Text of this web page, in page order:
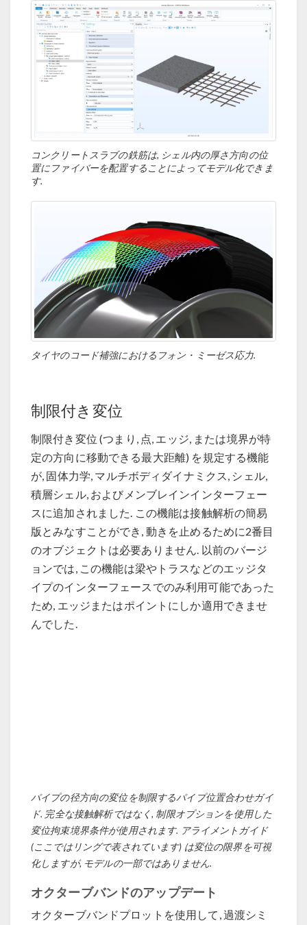
コンクリートスラブの鉄筋は, シェル内の厚さ方向の位
置にファイバーを配置することによってモデル化できま
す.
タイヤのコード補強におけるフォン・ミーゼス応力.
制限付き変位
制限付き変位 (つまり, 点, エッジ, または境界が特
定の方向に移動できる最大距離) を規定する機能
が, 固体力学, マルチボディダイナミクス, シェル,
積層シェル, およびメンブレインインターフェー
スに追加されました. この機能は接触解析の簡易
版とみなすことができ, 動きを止めるために2番目
のオブジェクトは必要ありません. 以前のバージ
ョンでは, この機能は梁やトラスなどのエッジタ
イプのインターフェースでのみ利用可能であった
ため, エッジまたはポイントにしか適用できませ
んでした.
パイプの径方向の変位を制限するパイプ位置合わせガイ
ド. 完全な接触解析ではなく, 制限オプションを使用した
変位拘束境界条件が使用されます. アライメントガイド
(ここではリングで表されています) は変位の限界を可視
化しますが, モデルの一部ではありません.
オクターブバンドのアップデート
オクターブバンドプロットを使用して, 過渡シミ